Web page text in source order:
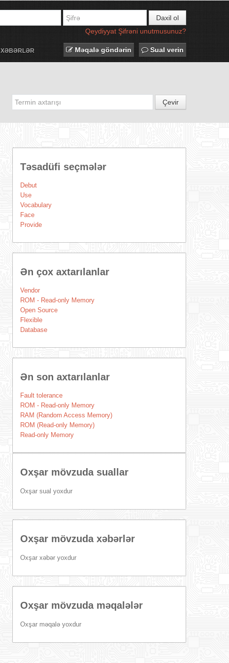
Daxil ol
Qeydiyyat Şifrəni unutmusunuz?
XƏBƏRLƏR Məqalə göndərin Sual verin
Çevir
Təsadüfi seçmələr
Debut
Use
Vocabulary
Face
Provide
Ən çox axtarılanlar
Vendor
ROM - Read-only Memory
Open Source
Flexible
Database
Ən son axtarılanlar
Fault tolerance
ROM - Read-only Memory
RAM (Random Access Memory)
ROM (Read-only Memory)
Read-only Memory
Oxşar mövzuda suallar
Oxşar sual yoxdur
Oxşar mövzuda xəbərlər
Oxşar xəbər yoxdur
Oxşar mövzuda məqalələr
Oxşar məqalə yoxdur